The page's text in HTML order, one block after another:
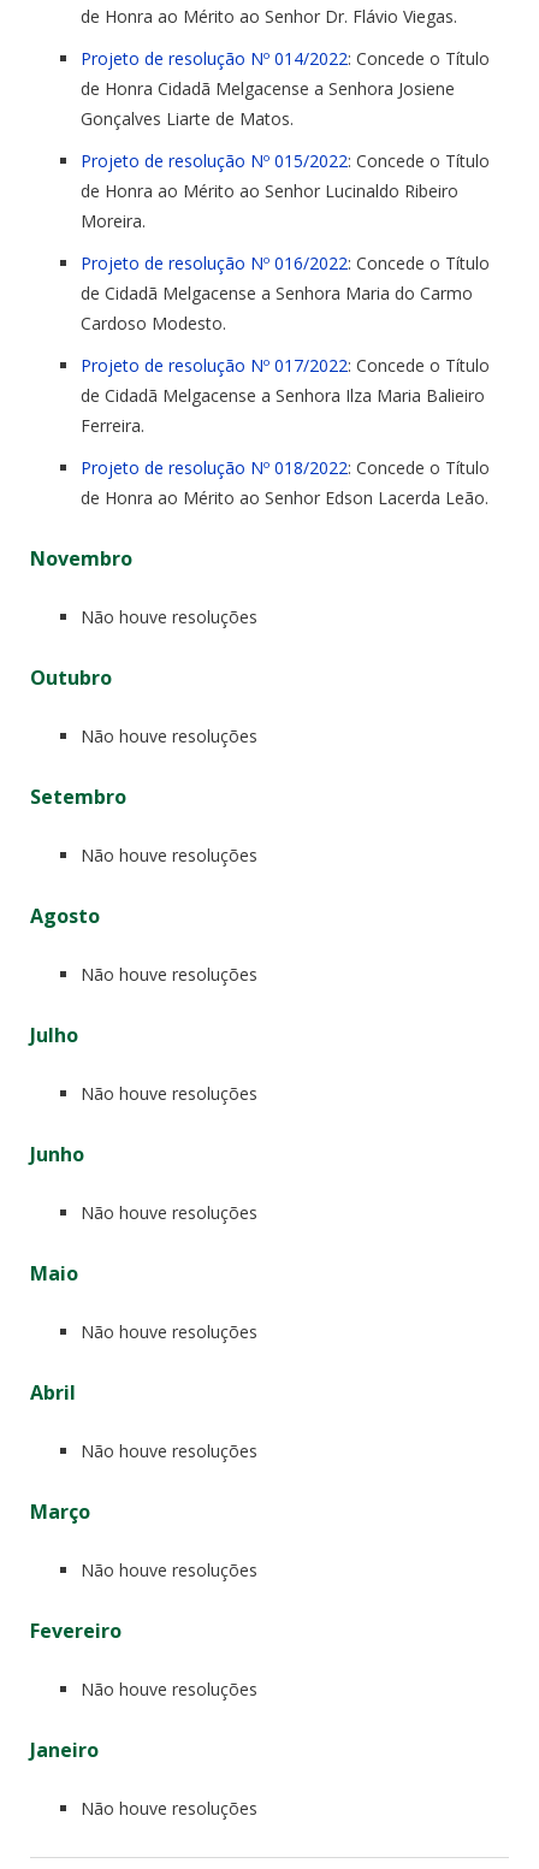
de Honra ao Mérito ao Senhor Dr. Flávio Viegas.
Projeto de resolução Nº 014/2022: Concede o Título
de Honra Cidadã Melgacense a Senhora Josiene
Gonçalves Liarte de Matos.
Projeto de resolução Nº 015/2022: Concede o Título
de Honra ao Mérito ao Senhor Lucinaldo Ribeiro
Moreira.
Projeto de resolução Nº 016/2022: Concede o Título
de Cidadã Melgacense a Senhora Maria do Carmo
Cardoso Modesto.
Projeto de resolução Nº 017/2022: Concede o Título
de Cidadã Melgacense a Senhora Ilza Maria Balieiro
Ferreira.
Projeto de resolução Nº 018/2022: Concede o Título
de Honra ao Mérito ao Senhor Edson Lacerda Leão.
Novembro
Não houve resoluções
Outubro
Não houve resoluções
Setembro
Não houve resoluções
Agosto
Não houve resoluções
Julho
Não houve resoluções
Junho
Não houve resoluções
Maio
Não houve resoluções
Abril
Não houve resoluções
Março
Não houve resoluções
Fevereiro
Não houve resoluções
Janeiro
Não houve resoluções